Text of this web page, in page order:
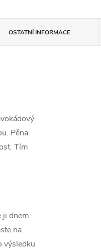
OSTATNÍ INFORMACE
Pěna
Tím
ji dnem
na
výsledku